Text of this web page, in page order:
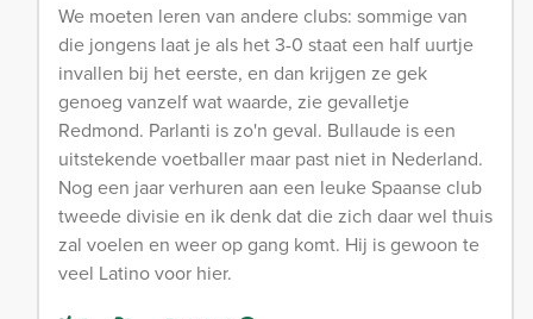
We moeten leren van andere clubs: sommige van
die jongens laat je als het 3-0 staat een half uurtje
invallen bij het eerste, en dan krijgen ze gek
genoeg vanzelf wat waarde, zie gevalletje
Redmond. Parlanti is zo'n geval. Bullaude is een
uitstekende voetballer maar past niet in Nederland.
Nog een jaar verhuren aan een leuke Spaanse club
tweede divisie en ik denk dat die zich daar wel thuis
zal voelen en weer op gang komt. Hij is gewoon te
veel Latino voor hier.